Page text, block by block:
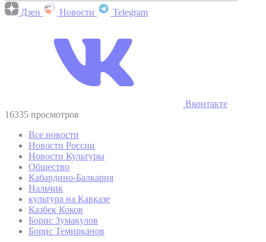
Дзен Новости Telegram
Вконтакте
16335 просмотров
Все новости
Новости России
Новости Культуры
Общество
Кабардино-Балкария
Нальчик
культура на Кавказе
Казбек Коков
Борис Зумакулов
Борис Темирканов